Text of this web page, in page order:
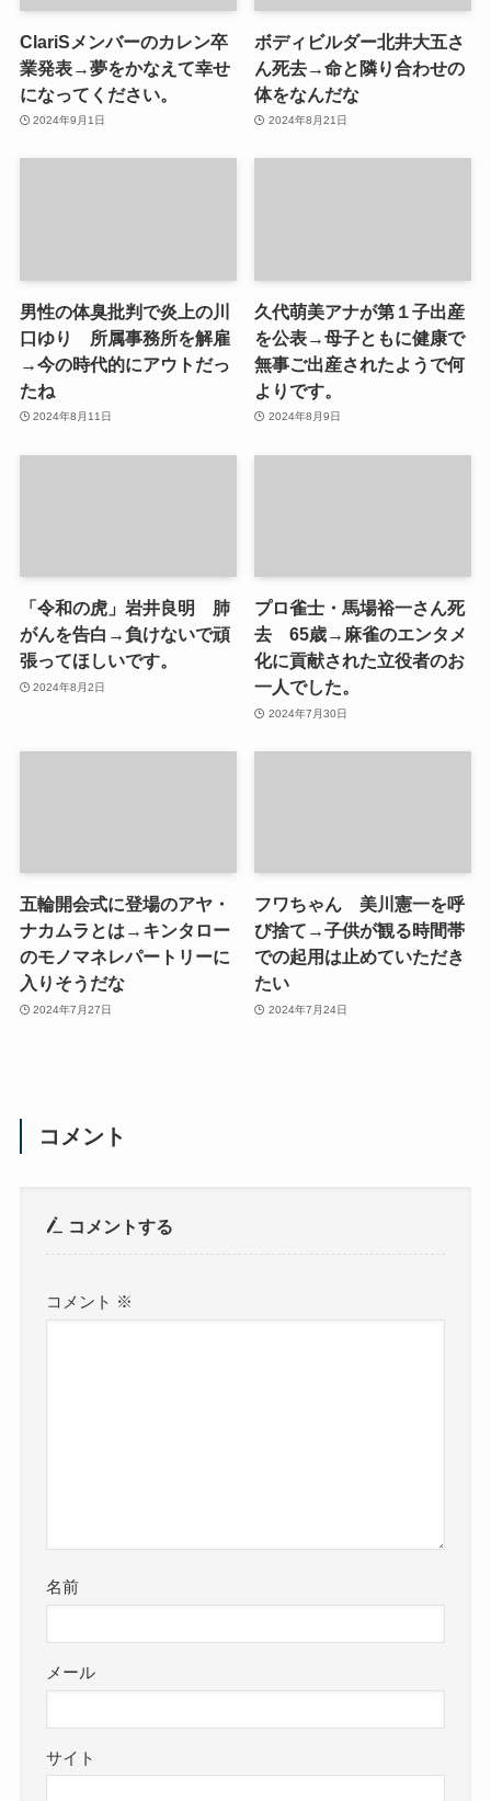
ClariSメンバーのカレン卒
業発表→夢をかなえて幸せ
になってください。
2024年9月1日
ボディビルダー北井大五さ
ん死去→命と隣り合わせの
体をなんだな
2024年8月21日
男性の体臭批判で炎上の川
口ゆり 所属事務所を解雇
→今の時代的にアウトだっ
たね
2024年8月11日
久代萌美アナが第１子出産
を公表→母子ともに健康で
無事ご出産されたようで何
よりです。
2024年8月9日
「令和の虎」岩井良明 肺
がんを告白→負けないで頑
張ってほしいです。
2024年8月2日
プロ雀士・馬場裕一さん死
去 65歳→麻雀のエンタメ
化に貢献された立役者のお
一人でした。
2024年7月30日
五輪開会式に登場のアヤ・
ナカムラとは→キンタロー
のモノマネレパートリーに
入りそうだな
2024年7月27日
フワちゃん 美川憲一を呼
び捨て→子供が観る時間帯
での起用は止めていただき
たい
2024年7月24日
コメント
コメントする
コメント ※
名前
メール
サイト